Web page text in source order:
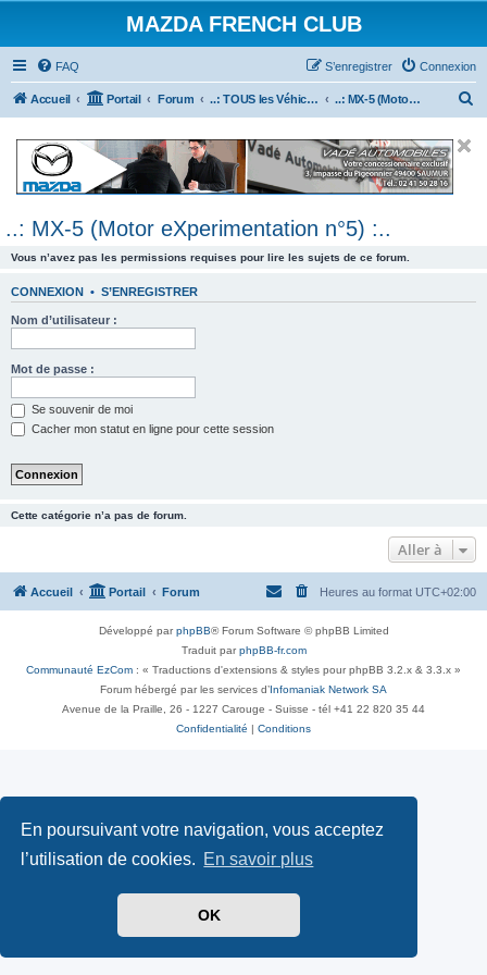
En poursuivant votre navigation, vous acceptez
l’utilisation de cookies. En savoir plus
OK
MAZDA FRENCH CLUB
FAQ Connexion
S’enregistrer
Accueil Portail Forum ..: TOUS les Véhicules MAZDA :.. ..: MX-5 (Motor eXperimentation n°5) :..
e
..: MX-5 (Motor eXperimentation n°5) :..
Vous n’avez pas les permissions requises pour lire les sujets de ce forum.
CONNEXION • S’ENREGISTRER
Nom d’utilisateur :
Mot de passe :
Se souvenir de moi
Cacher mon statut en ligne pour cette session
Cette catégorie n’a pas de forum.
Aller à
Accueil Portail Forum Heures au format UTC+02:00
Développé parphpBB® Forum Software © phpBB Limited
Traduit parphpBB-fr.com
Communauté EzCom : « Traductions d'extensions & styles pour phpBB 3.2.x & 3.3.x »
Forum hébergé par les services d’ Infomaniak Network SA
Avenue de la Praille, 26 - 1227 Carouge - Suisse - tél +41 22 820 35 44
Confidentialité
Conditions